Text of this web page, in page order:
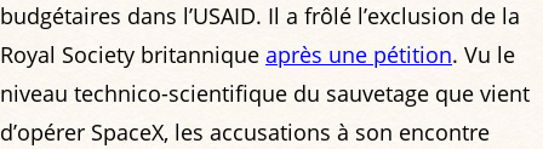
budgétaires dans l’USAID. Il a frôlé l’exclusion de la
Royal Society britannique après une pétition. Vu le
niveau technico-scientifique du sauvetage que vient
d’opérer SpaceX, les accusations à son encontre